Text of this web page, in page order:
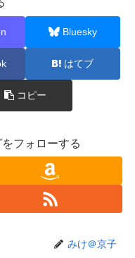
サロメちゃんおまんが
表 8月9日の誕生日配信
て本当にごめんなさい」
新店舗に4000万円クラ
しかない飛行能力」発言
の薄いフィルムって何の
Bluesky
はてブ
コピー
フォローする
みけ＠京子